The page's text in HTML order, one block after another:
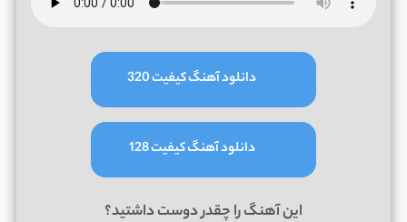
دانلود آهنگ کیفیت 320
دانلود آهنگ کیفیت 128
این آهنگ را چقدر دوست داشتید؟